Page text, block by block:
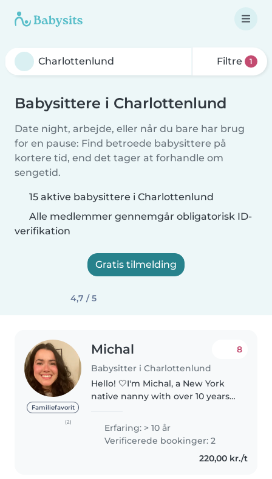
Filtre 1
Babysittere i Charlottenlund
Date night, arbejde, eller når du bare har brug
for en pause: Find betroede babysittere på
kortere tid, end det tager at forhandle om
sengetid.
15 aktive babysittere i Charlottenlund
Alle medlemmer gennemgår obligatorisk ID-
verifikation
Gratis tilmelding
4,7 / 5
Familiefavorit
(2)
Michal
Babysitter i Charlottenlund
8
Hello! 🤍I'm Michal, a New York
native nanny with over 10 years
from nannying to teaching. I've
had the pleasure of caring for
children of all ages,..
Erfaring: > 10 år
Verificerede bookinger: 2
220,00 kr./t